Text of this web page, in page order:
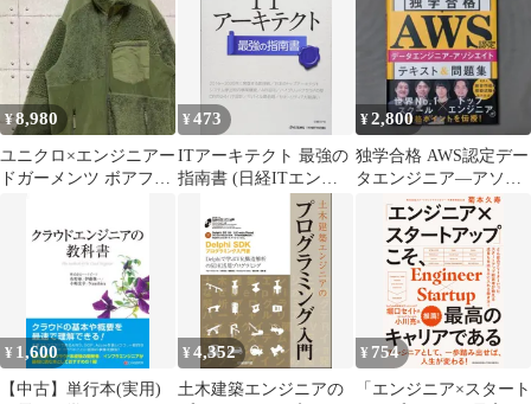
¥8,980
ユニクロ×エンジニアー
ドガーメンツ ボアフリ
¥473
ITアーキテクト 最強の
指南書 (日経ITエンジ
¥2,800
独学合格 AWS認定デー
タエンジニア―アソシ
エイト テキスト&問題
¥ 1,600
【中古】単行本(実用)
¥4,352
土木建築エンジニアの
¥ 754
「エンジニア×スタート